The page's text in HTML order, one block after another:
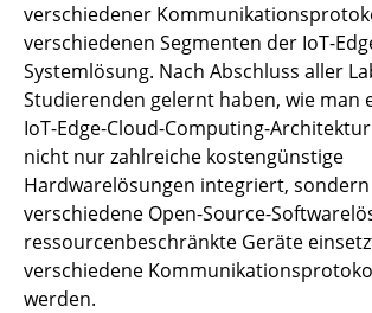
Computer Network Engineering Lab
Network of Things Engineering
(NoTED Lab)
Network of Things Engineering
(NoTED Lab II)
Studienseminar
Systeme
verschiedener
verschiedenen Segmenten der IoT-
Systemlösung. Nach Abschluss aller
Studierenden gelernt haben, wie man
IoT-Edge-Cloud-Computing-
nicht nur zahlreiche kostengünstige
Hardwarelösungen integriert,
verschiedene Open-Source-
ressourcenbeschränkte Geräte
verschiedene
werden.